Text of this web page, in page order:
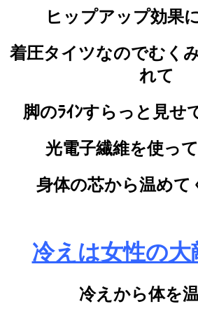
ヒップアップ効果
着圧タイツなのでむく
れて
脚のﾗｲﾝすらっと見せ
光電子繊維を使っ
身体の芯から温めて
冷えは女性の大
冷えから体を